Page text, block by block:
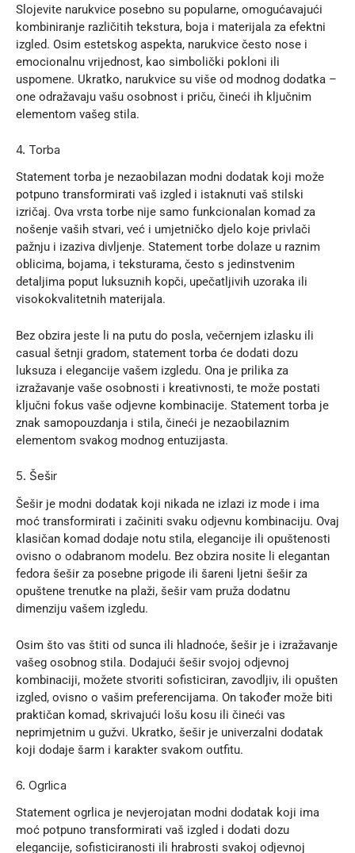
Slojevite narukvice posebno su popularne, omogućavajući
kombiniranje različitih tekstura, boja i materijala za efektni
izgled. Osim estetskog aspekta, narukvice često nose i
emocionalnu vrijednost, kao simbolički pokloni ili
uspomene. Ukratko, narukvice su više od modnog dodatka –
one odražavaju vašu osobnost i priču, čineći ih ključnim
elementom vašeg stila.
4. Torba
Statement torba je nezaobilazan modni dodatak koji može
potpuno transformirati vaš izgled i istaknuti vaš stilski
izričaj. Ova vrsta torbe nije samo funkcionalan komad za
nošenje vaših stvari, već i umjetničko djelo koje privlači
pažnju i izaziva divljenje. Statement torbe dolaze u raznim
oblicima, bojama, i teksturama, često s jedinstvenim
detaljima poput luksuznih kopči, upečatljivih uzoraka ili
visokokvalitetnih materijala.
Bez obzira jeste li na putu do posla, večernjem izlasku ili
casual šetnji gradom, statement torba će dodati dozu
luksuza i elegancije vašem izgledu. Ona je prilika za
izražavanje vaše osobnosti i kreativnosti, te može postati
ključni fokus vaše odjevne kombinacije. Statement torba je
znak samopouzdanja i stila, čineći je nezaobilaznim
elementom svakog modnog entuzijasta.
5. Šešir
Šešir je modni dodatak koji nikada ne izlazi iz mode i ima
moć transformirati i začiniti svaku odjevnu kombinaciju. Ovaj
klasičan komad dodaje notu stila, elegancije ili opuštenosti
ovisno o odabranom modelu. Bez obzira nosite li elegantan
fedora šešir za posebne prigode ili šareni ljetni šešir za
opuštene trenutke na plaži, šešir vam pruža dodatnu
dimenziju vašem izgledu.
Osim što vas štiti od sunca ili hladnoće, šešir je i izražavanje
vašeg osobnog stila. Dodajući šešir svojoj odjevnoj
kombinaciji, možete stvoriti sofisticiran, zavodljiv, ili opušten
izgled, ovisno o vašim preferencijama. On također može biti
praktičan komad, skrivajući lošu kosu ili čineći vas
neprimjetnim u gužvi. Ukratko, šešir je univerzalni dodatak
koji dodaje šarm i karakter svakom outfitu.
6. Ogrlica
Statement ogrlica je nevjerojatan modni dodatak koji ima
moć potpuno transformirati vaš izgled i dodati dozu
elegancije, sofisticiranosti ili hrabrosti svakoj odjevnoj